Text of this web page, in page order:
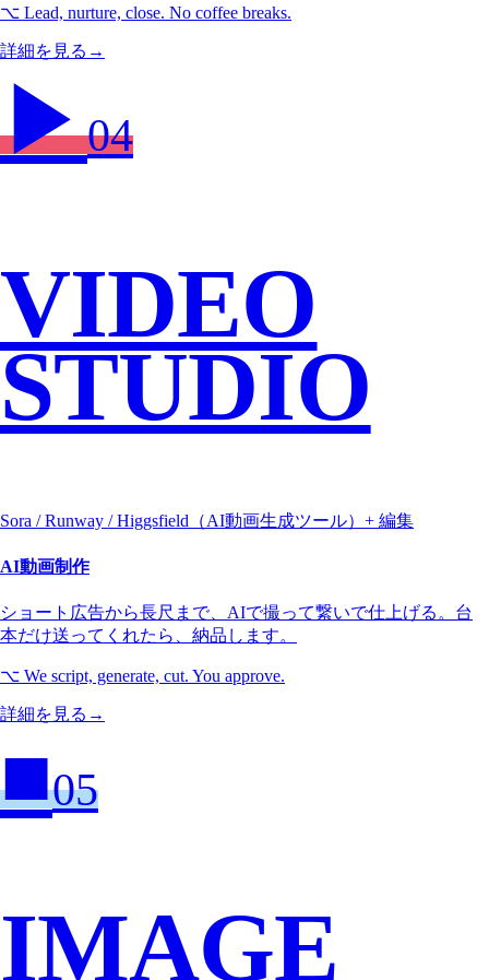
⌥ Lead, nurture, close. No coffee breaks.
詳細を見る →
▶04
VIDEO
STUDIO
Sora / Runway / Higgsfield（AI動画生成ツール）+ 編集
AI動画制作
ショート広告から長尺まで、AIで撮って繋いで仕上げる。台
本だけ送ってくれたら、納品します。
⌥ We script, generate, cut. You approve.
詳細を見る →
■05
IMAGE